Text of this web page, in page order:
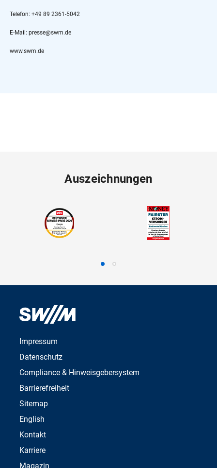
Telefon: +49 89 2361-5042
E-Mail: presse@swm.de
www.swm.de
Auszeichnungen
Impressum
Datenschutz
Compliance & Hinweisgebersystem
Barrierefreiheit
Sitemap
English
Kontakt
Karriere
Magazin